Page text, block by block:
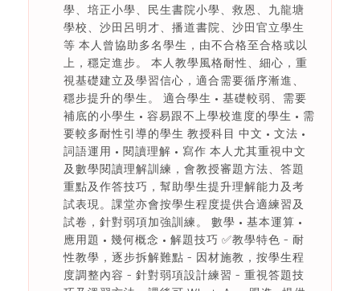
學、培正小學、民生書院小學、救恩、九龍塘
學校、沙田呂明才、播道書院、沙田官立學生
等 本人曾協助多名學生，由不合格至合格或以
上，穩定進步。 本人教學風格耐性、細心，重
視基礎建立及學習信心，適合需要循序漸進、
穩步提升的學生。 適合學生 • 基礎較弱、需要
補底的小學生 • 容易跟不上學校進度的學生 • 需
要較多耐性引導的學生 教授科目 中文 • 文法 •
詞語運用 • 閱讀理解 • 寫作 本人尤其重視中文
及數學閱讀理解訓練，會教授審題方法、答題
重點及作答技巧，幫助學生提升理解能力及考
試表現。課堂亦會按學生程度提供合適練習及
試卷，針對弱項加強訓練。 數學 • 基本運算 •
應用題 • 幾何概念 • 解題技巧 ✅教學特色 - 耐
性教學，逐步拆解難點 - 因材施教，按學生程
度調整內容 - 針對弱項設計練習 - 重視答題技